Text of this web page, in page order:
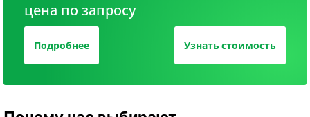
цена по запросу
Подробнее Узнать стоимость